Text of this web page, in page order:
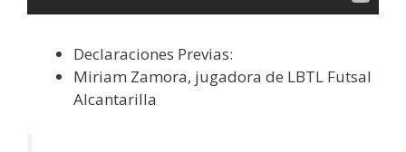
Declaraciones Previas:
Miriam Zamora, jugadora de LBTL Futsal
Alcantarilla